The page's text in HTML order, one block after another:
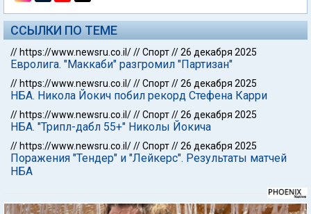
ССЫЛКИ ПО ТЕМЕ
// https://www.newsru.co.il///Спорт//26 декабря 2025
Евролига. "Маккаби" разгромил "Партизан"
// https://www.newsru.co.il///Спорт//26 декабря 2025
НБА. Никола Йокич побил рекорд Стефена Карри
// https://www.newsru.co.il///Спорт//26 декабря 2025
НБА. "Трипл-дабл 55+" Николы Йокича
// https://www.newsru.co.il///Спорт//26 декабря 2025
Поражения "Тендер" и "Лейкерс". Результаты матчей
НБА